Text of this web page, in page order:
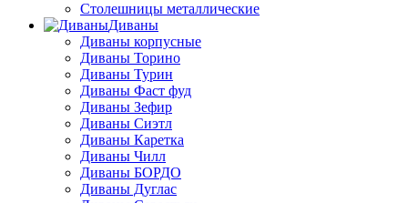
Столешницы металлические
Диваны
Диваны корпусные
Диваны Торино
Диваны Турин
Диваны Фаст фуд
Диваны Зефир
Диваны Сиэтл
Диваны Каретка
Диваны Чилл
Диваны БОРДО
Диваны Дуглас